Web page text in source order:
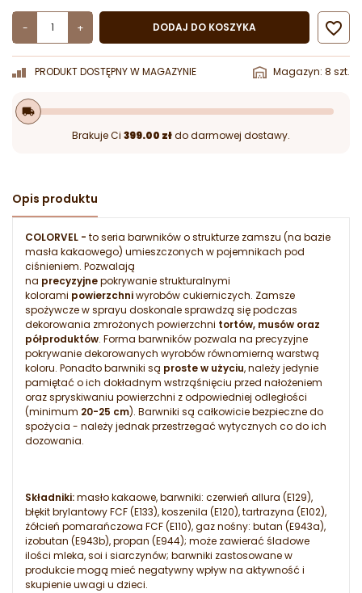
- + DODAJ DO KOSZYKA 
PRODUKT DOSTĘPNY W MAGAZYNIE Magazyn: 8 szt.
local_shipping
Brakuje Ci 399.00 złdo darmowej dostawy.
Opis produktu
COLORVEL - to seria barwników o strukturze zamszu (na bazie
masła kakaowego) umieszczonych w pojemnikach pod
ciśnieniem. Pozwalają
na precyzyjnepokrywanie strukturalnymi
kolorami powierzchniwyrobów cukierniczych. Zamsze
spożywcze w sprayu doskonale sprawdzą się podczas
dekorowania zmrożonych powierzchni tortów, musów oraz
półproduktów. Forma barwników pozwala na precyzyjne
pokrywanie dekorowanych wyrobów równomierną warstwą
koloru. Ponadto barwniki są proste w użyciu, należy jedynie
pamiętać o ich dokładnym wstrząśnięciu przed nałożeniem
oraz spryskiwaniu powierzchni z odpowiedniej odległości
(minimum 20-25 cm). Barwniki są całkowicie bezpieczne do
spożycia - należy jednak przestrzegać wytycznych co do ich
dozowania.
Składniki:masło kakaowe, barwniki: czerwień allura (E129),
błękit brylantowy FCF (E133), koszenila (E120), tartrazyna (E102),
żółcień pomarańczowa FCF (E110), gaz nośny: butan (E943a),
izobutan (E943b), propan (E944); może zawierać śladowe
ilości mleka, soi i siarczynów; barwniki zastosowane w
produkcie mogą mieć negatywny wpływ na aktywność i
skupienie uwagi u dzieci.